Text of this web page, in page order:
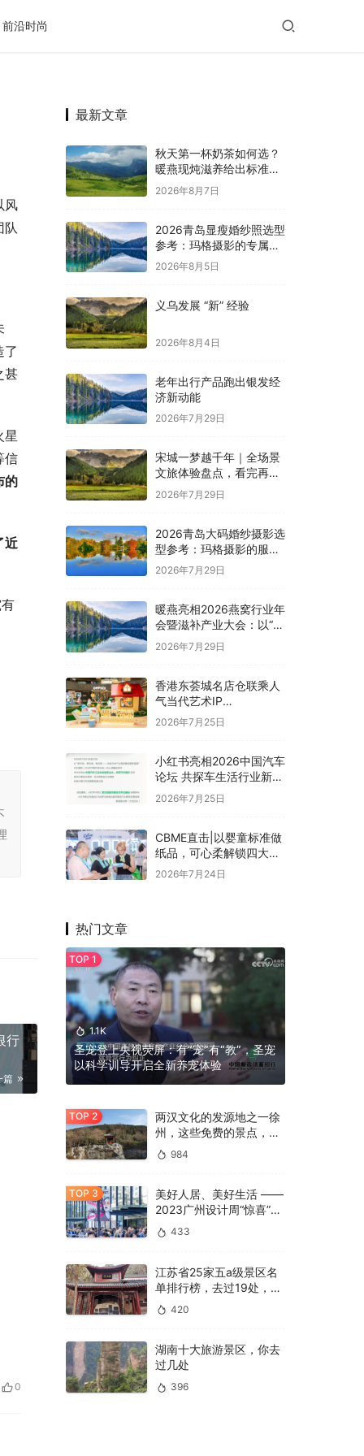
前沿时尚
风
队
了
甚
星
信
的
近
行
篇
0
最新文章
秋天第一杯奶茶如何选？
暖燕现炖滋养给出标准答
案，重新定义秋日仪式感
2026年8月7日
2026青岛显瘦婚纱照选型
参考：玛格摄影的专属方
案与服务体系解析
2026年8月5日
义乌发展 “新” 经验
2026年8月4日
老年出行产品跑出银发经
济新动能
2026年7月29日
宋城一梦越千年｜全场景
文旅体验盘点，看完再决
定去不去
2026年7月29日
2026青岛大码婚纱摄影选
型参考：玛格摄影的服务
模式与价格体系
2026年7月29日
暖燕亮相2026燕窝行业年
会暨滋补产业大会：以“标
准制定者”姿态，定义鲜炖
滋补新未来
2026年7月29日
香港东荟城名店仓联乘人
气当代艺术IP
SSEBONGRAMA 携手打
造全球首个「躺平一
2026年7月25日
小红书亮相2026中国汽车
论坛 共探车生活行业新增
长
2026年7月25日
CBME直击|以婴童标准做
纸品，可心柔解锁四大品
类多元使用场景
2026年7月24日
热门文章
1.1K
圣宠登上央视荧屏：有“宠”有“教”，圣宠
以科学训导开启全新养宠体验
两汉文化的发源地之一徐
州，这些免费的景点，你
是否都去过
984
美好人居、美好生活 ——
2023广州设计周“惊喜”开
幕
433
江苏省25家五a级景区名
单排行榜，去过19处，才
算真正游过江苏
420
湖南十大旅游景区，你去
过几处
396